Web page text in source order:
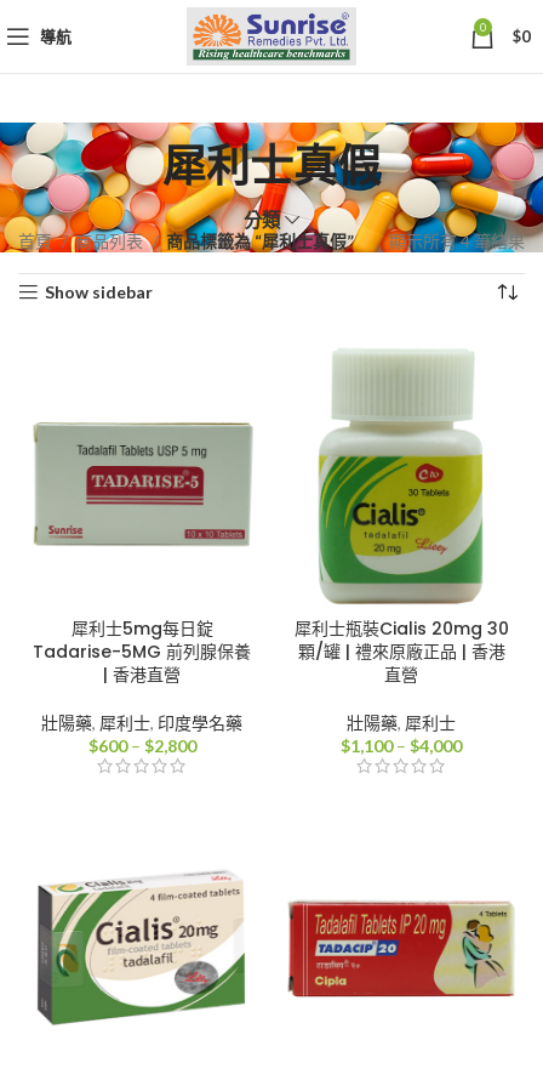
導航 0 $0
犀利士真假
分類
首頁 商品列表 商品標籤為 “犀利士真假” 顯示所有 4 筆結果依
Show sidebar
犀利士5mg每日錠
Tadarise-5MG 前列腺保養
| 香港直營
壯陽藥, 犀利士, 印度學名藥
$600 – $2,800價
$2,800
犀利士瓶裝Cialis 20mg 30
顆/罐 | 禮來原廠正品 | 香港
直營
壯陽藥, 犀利士
$1,100 – $4,000價